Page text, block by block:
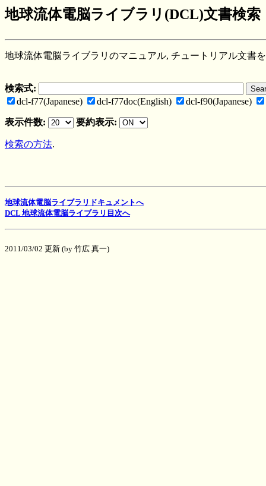
地球流体電脳ライブラリ(DCL)文書検索
地球流体電脳ライブラリのマニュアル, チュートリアル文書
検索式:
dcl-f77(Japanese)
dcl-f77doc(English) dcl-f90(Japanese)
表示件数: 要約表示:
検索の方法.
地球流体電脳ライブラリドキュメントへ
DCL 地球流体電脳ライブラリ目次へ
2011/03/02 更新 (by 竹広 真一)